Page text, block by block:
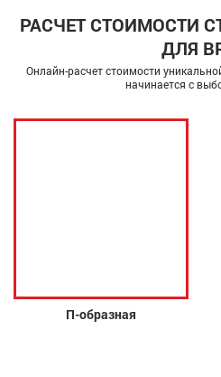
РАСЧЕТ СТОИМОСТИ
ДЛЯ
Онлайн-расчет стоимости
начинается с
П-образная